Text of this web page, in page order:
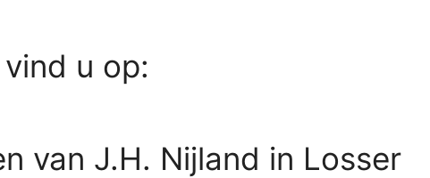
u op:
van J.H. Nijland in Losser